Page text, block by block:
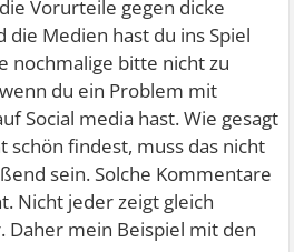
Vorurteile gegen dicke
die Medien hast du ins Spiel
nochmalige bitte nicht zu
du ein Problem mit
Social media hast. Wie gesagt
schön findest, muss das nicht
sein. Solche Kommentare
Nicht jeder zeigt gleich
Daher mein Beispiel mit den